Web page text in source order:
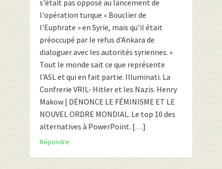
s'était pas opposé au lancement de
l'opération turque « Bouclier de
l'Euphrate » en Syrie, mais qu'il était
préoccupé par le refus d'Ankara de
dialoguer avec les autorités syriennes. «
Tout le monde sait ce que représente
l'ASL et qui en fait partie. Illuminati. La
Confrerie VRIL- Hitler et les Nazis. Henry
Makow | DÉNONCE LE FÉMINISME ET LE
NOUVEL ORDRE MONDIAL. Le top 10 des
alternatives à PowerPoint. […]
Répondre